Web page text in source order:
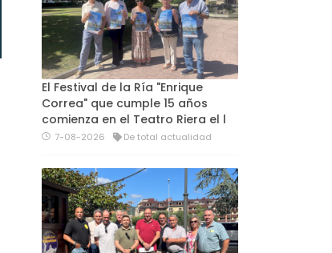
El Festival de la Ría "Enrique
Correa" que cumple 15 años
comienza en el Teatro Riera el l
7-08-2026 De total actualidad